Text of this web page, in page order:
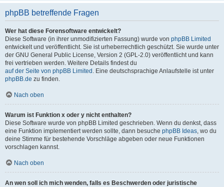
phpBB betreffende Fragen
Wer hat diese Forensoftware entwickelt?
Diese Software (in ihrer unmodifizierten Fassung) wurde von phpBB Limited
entwickelt und veröffentlicht. Sie ist urheberrechtlich geschützt. Sie wurde unter
der GNU General Public License, Version 2 (GPL-2.0) veröffentlicht und kann
frei vertrieben werden. Weitere Details findest du
auf der Seite von phpBB Limited . Eine deutschsprachige Anlaufstelle ist unter
phpBB.de zu finden.
Nach oben
Warum ist Funktion x oder y nicht enthalten?
Diese Software wurde von phpBB Limited geschrieben. Wenn du denkst, dass
eine Funktion implementiert werden sollte, dann besuche phpBB Ideas, wo du
deine Stimme für bestehende Vorschläge abgeben oder neue Funktionen
vorschlagen kannst.
Nach oben
An wen soll ich mich wenden, falls es Beschwerden oder juristische